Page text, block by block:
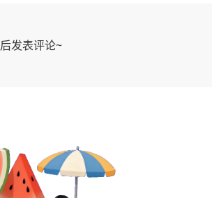
后发表评论~